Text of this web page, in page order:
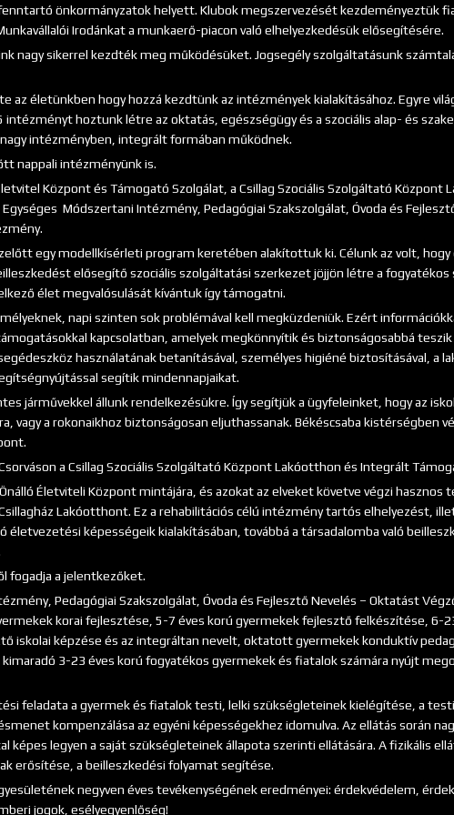
önkormányzatok helyett. Klubok megszervezését kezdeményeztük
Irodánkat a munkaerő-piacon való elhelyezkedésük elősegítésére.
nagy sikerrel kezdték meg működésüket. Jogsegély szolgáltatásunk
életünkben hogy hozzá kezdtünk az intézmények kialakításához. Egyre
hoztunk létre az oktatás, egészségügy és a szociális alap- és
intézményben, integrált formában működnek.
nappali intézményünk is.
Központ és Támogató Szolgálat, a Csillag Szociális Szolgáltató Központ
Módszertani Intézmény, Pedagógiai Szakszolgálat, Óvoda és
egy modellkísérleti program keretében alakítottuk ki. Célunk az volt, hogy
elősegítő szociális szolgáltatási szerkezet jöjjön létre a fogyatékos
élet megvalósulását kívántuk így támogatni.
napi szinten sok problémával kell megküzdeniük. Ezért
kapcsolatban, amelyek megkönnyítik és biztonságosabbá
használatának betanításával, személyes higiéné biztosításával, a
segítik mindennapjaikat.
járművekkel állunk rendelkezésükre. Így segítjük a ügyfeleinket, hogy az
vagy a rokonaikhoz biztonságosan eljuthassanak. Békéscsaba kistérségben
a Csillag Szociális Szolgáltató Központ Lakóotthon és Integrált
Életviteli Központ mintájára, és azokat az elveket követve végzi hasznos
Lakóotthont. Ez a rehabilitációs célú intézmény tartós elhelyezést,
életvezetési képességeik kialakításában, továbbá a társadalomba való
fogadja a jelentkezőket.
Pedagógiai Szakszolgálat, Óvoda és Fejlesztő Nevelés – Oktatást
korai fejlesztése, 5-7 éves korú gyermekek fejlesztő felkészítése, 6-
iskolai képzése és az integráltan nevelt, oktatott gyermekek konduktív
3-23 éves korú fogyatékos gyermekek és fiatalok számára nyújt
feladata a gyermek és fiatalok testi, lelki szükségleteinek kielégítése, a
kompenzálása az egyéni képességekhez idomulva. Az ellátás során
képes legyen a saját szükségleteinek állapota szerinti ellátására. A fizikális
erősítése, a beilleszkedési folyamat segítése.
negyven éves tevékenységének eredményei: érdekvédelem,
jogok, esélyegyenlőség!